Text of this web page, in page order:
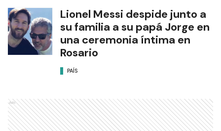
Lionel Messi despide junto a
su familia a su papá Jorge en
una ceremonia íntima en
Rosario
PAÍS
Ads